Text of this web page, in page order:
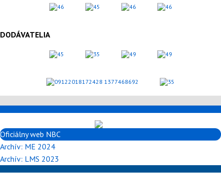
DODÁVATELIA
Oficiálny web NBC
Archív: ME 2024
Archív: LMS 2023